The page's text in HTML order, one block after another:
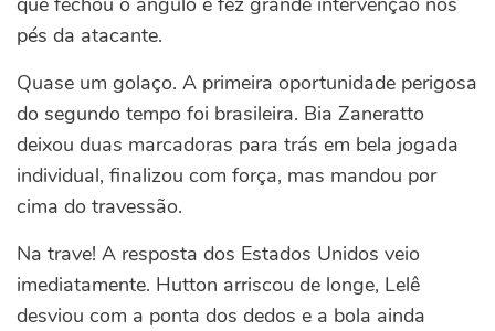
pés da atacante.
Quase um golaço. A primeira oportunidade perigosa
do segundo tempo foi brasileira. Bia Zaneratto
deixou duas marcadoras para trás em bela jogada
individual, finalizou com força, mas mandou por
cima do travessão.
Na trave! A resposta dos Estados Unidos veio
imediatamente. Hutton arriscou de longe, Lelê
desviou com a ponta dos dedos e a bola ainda